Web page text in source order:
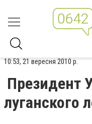
10:53, 21 вересня 2010 р.
Президент
луганского